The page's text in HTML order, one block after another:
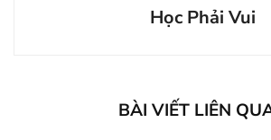
Học Phải Vui
BÀI VIẾT LIÊN